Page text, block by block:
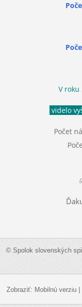
V roku
videlo
Počet
© Spolok slovenských
Zobraziť: Mobilnú verziu|